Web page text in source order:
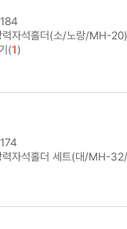
력자석홀더(소/노랑/MH-
(1)
력자석홀더 세트(대/MH-